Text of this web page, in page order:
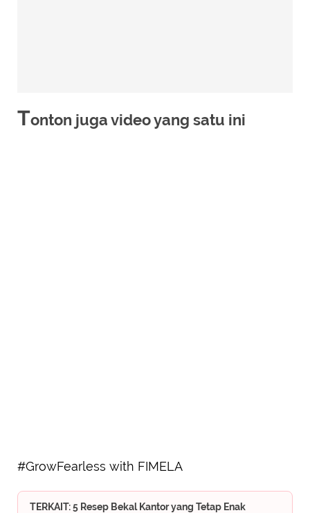
Tonton juga video yang satu ini
#GrowFearless with FIMELA
TERKAIT: 5 Resep Bekal Kantor yang Tetap Enak